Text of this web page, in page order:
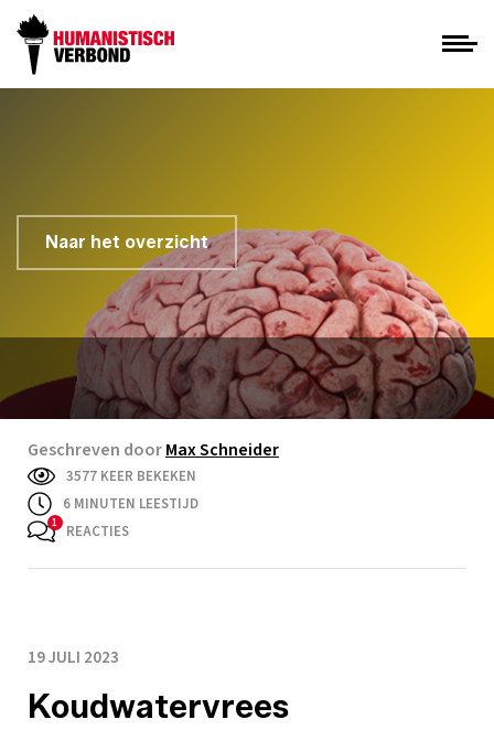
Naar het overzicht
Geschreven doorMax Schneider
3577 KEER BEKEKEN
6 MINUTEN LEESTIJD
REACTIES
19 JULI 2023
Koudwatervrees